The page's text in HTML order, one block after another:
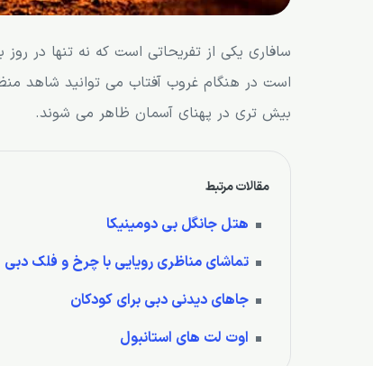
سافاری یکی از تفریحاتی است که نه تنها در
است در هنگام غروب آفتاب می توانید شاهد
بیش تری در پهنای آسمان ظاهر می شوند.
مقالات مرتبط
هتل جانگل بی دومینیکا
تماشای مناظری رویایی با چرخ و فلک دبی
جاهای دیدنی دبی برای کودکان
اوت لت های استانبول